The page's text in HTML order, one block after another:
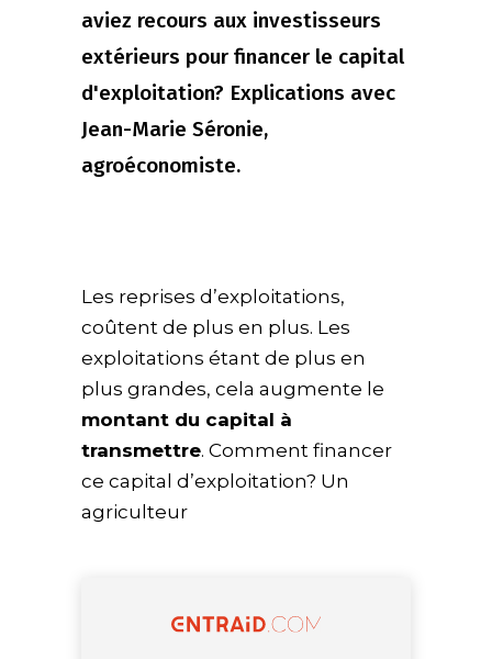
aviez recours aux investisseurs
extérieurs pour financer le capital
d'exploitation? Explications avec
Jean-Marie Séronie,
agroéconomiste.
Les reprises d’exploitations,
coûtent de plus en plus. Les
exploitations étant de plus en
plus grandes, cela augmente le
montant du capital à
transmettre. Comment financer
ce capital d’exploitation? Un
agriculteur